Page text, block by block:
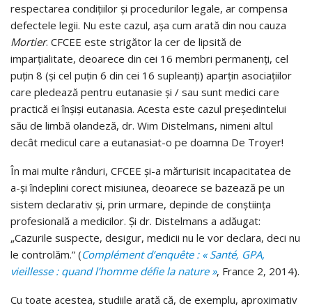
respectarea condițiilor și procedurilor legale, ar compensa
defectele legii. Nu este cazul, așa cum arată din nou cauza
Mortier. CFCEE este strigător la cer de lipsită de
imparțialitate, deoarece din cei 16 membri permanenți, cel
puțin 8 (și cel puțin 6 din cei 16 supleanți) aparțin asociațiilor
care pledează pentru eutanasie și / sau sunt medici care
practică ei înșiși eutanasia. Acesta este cazul președintelui
său de limbă olandeză, dr. Wim Distelmans, nimeni altul
decât medicul care a eutanasiat-o pe doamna De Troyer!
În mai multe rânduri, CFCEE și-a mărturisit incapacitatea de
a-și îndeplini corect misiunea, deoarece se bazează pe un
sistem declarativ și, prin urmare, depinde de conștiința
profesională a medicilor. Și dr. Distelmans a adăugat:
„Cazurile suspecte, desigur, medicii nu le vor declara, deci nu
le controlăm.” (Complément d’enquête : « Santé, GPA,
vieillesse : quand l’homme défie la nature », France 2, 2014).
Cu toate acestea, studiile arată că, de exemplu, aproximativ